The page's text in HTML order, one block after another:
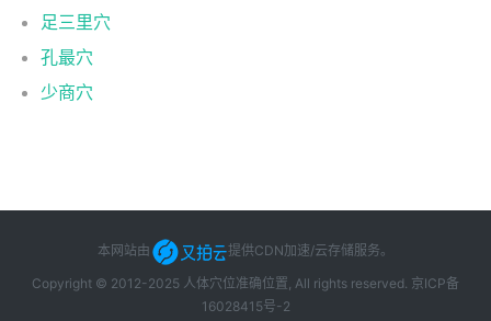
足三里穴
孔最穴
少商穴
本网站由 提供CDN加速/云存储服务。
Copyright © 2012-2025 人体穴位准确位置, All rights reserved. 京ICP备
16028415号-2